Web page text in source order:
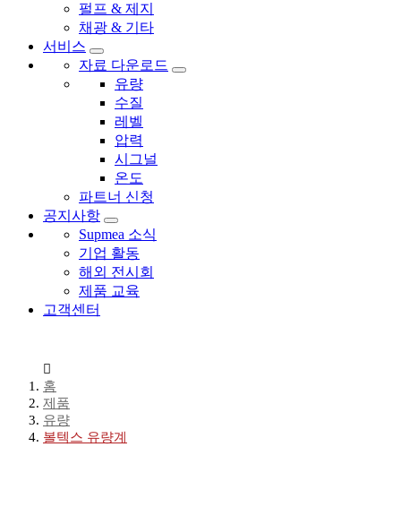
펄프 & 제지
채광 & 기타
서비스
자료 다운로드
유량
수질
레벨
압력
시그널
온도
파트너 신청
공지사항
Supmea 소식
기업 활동
해외 전시회
제품 교육
고객센터
홈
제품
유량
볼텍스 유량계